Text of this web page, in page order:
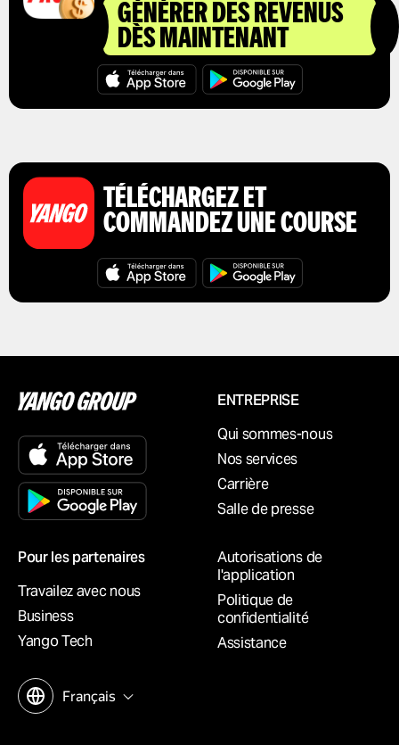
GÉNÉRER DES REVENUS
DÈS MAINTENANT
TÉLÉCHARGEZ ET
COMMANDEZ UNE COURSE
ENTREPRISE
Qui sommes-nous
Nos services
Carrière
Salle de presse
Pour les partenaires
Travailez avec nous
Business
Yango Tech
Autorisations de
l'application
Politique de
confidentialité
Assistance
Français